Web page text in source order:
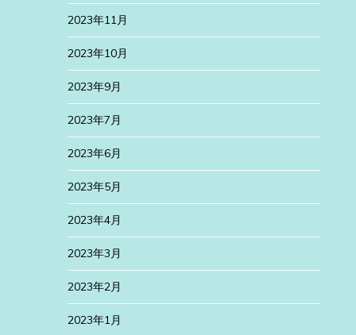
2023年11月
2023年10月
2023年9月
2023年7月
2023年6月
2023年5月
2023年4月
2023年3月
2023年2月
2023年1月